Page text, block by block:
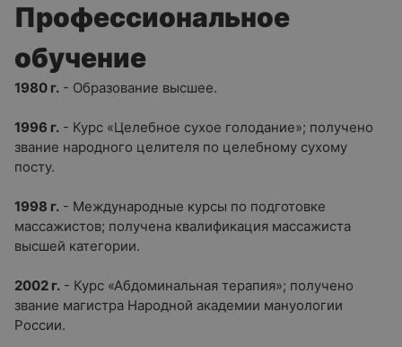
Профессиональное
обучение
1980 г. - Образование высшее.
1996 г. - Курс «Целебное сухое голодание»; получено
звание народного целителя по целебному сухому
посту.
1998 г. - Международные курсы по подготовке
массажистов; получена квалификация массажиста
высшей категории.
2002 г. - Курс «Абдоминальная терапия»; получено
звание магистра Народной академии мануологии
России.